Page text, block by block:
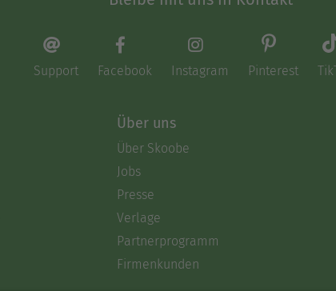
Support Facebook Instagram Pinterest
Über uns
Über Skoobe
Jobs
Presse
Verlage
Partnerprogramm
Firmenkunden